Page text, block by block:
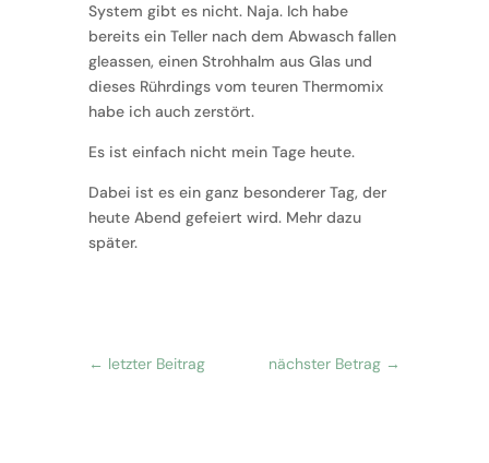
System gibt es nicht. Naja. Ich habe
bereits ein Teller nach dem Abwasch fallen
gleassen, einen Strohhalm aus Glas und
dieses Rührdings vom teuren Thermomix
habe ich auch zerstört.
Es ist einfach nicht mein Tage heute.
Dabei ist es ein ganz besonderer Tag, der
heute Abend gefeiert wird. Mehr dazu
später.
← letzter Beitrag nächster Betrag →